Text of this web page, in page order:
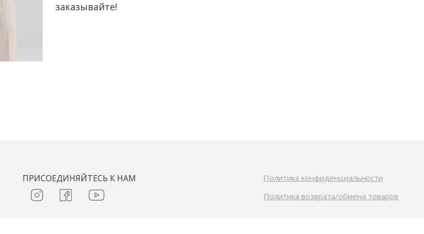
заказывайте!
ПРИСОЕДИНЯЙТЕСЬ К НАМ
Политика конфиденциальности
Политика возврата/обмена товаров